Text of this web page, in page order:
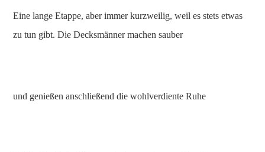
Eine lange Etappe, aber immer kurzweilig, weil es stets etwas
zu tun gibt. Die Decksmänner machen sauber
und genießen anschließend die wohlverdiente Ruhe